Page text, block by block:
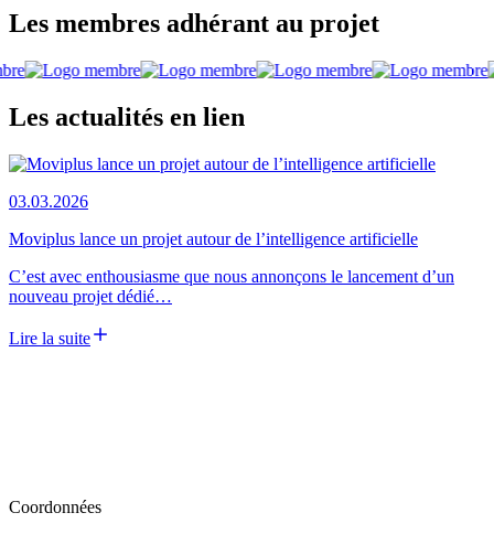
Les membres adhérant au projet
Les actualités en lien
03.03.2026
Moviplus lance un projet autour de l’intelligence artificielle​
C’est avec enthousiasme que nous annonçons le lancement d’un
nouveau projet dédié…
Lire la suite
Coordonnées